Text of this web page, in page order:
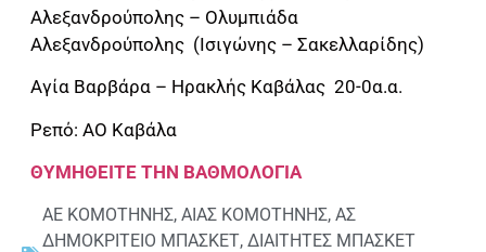
Αλεξανδρούπολης – Ολυμπιάδα
Αλεξανδρούπολης (Ισιγώνης – Σακελλαρίδης)
Αγία Βαρβάρα – Ηρακλής Καβάλας 20-0α.α.
Ρεπό: ΑΟ Καβάλα
ΘΥΜΗΘΕΙΤΕ ΤΗΝ ΒΑΘΜΟΛΟΓΙΑ
ΑΕ ΚΟΜΟΤΗΝΗΣ, ΑΙΑΣ ΚΟΜΟΤΗΝΗΣ, ΑΣ
ΔΗΜΟΚΡΙΤΕΙΟ ΜΠΑΣΚΕΤ, ΔΙΑΙΤΗΤΕΣ ΜΠΑΣΚΕΤ